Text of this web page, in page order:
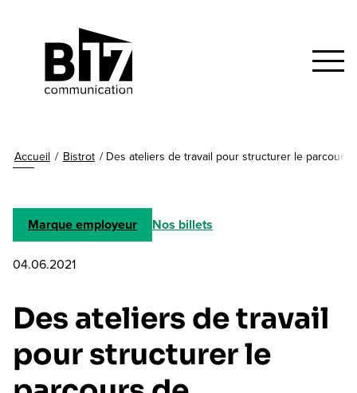
Accueil / Bistrot / Des ateliers de travail pour structurer le parcours
Marque employeur Nos billets
04.06.2021
Des ateliers de travail
pour structurer le